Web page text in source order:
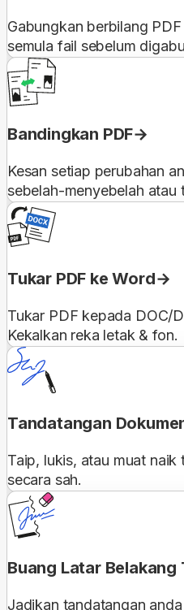
Gabungkan berbilang
semula fail sebelum
Bandingkan PDF
Kesan setiap perubahan
sebelah-menyebelah atau
Tukar PDF ke Word
Tukar PDF kepada DOC/
Kekalkan reka letak & fon.
Tandatangan
Taip, lukis, atau muat
secara sah.
Buang Latar
Jadikan tandatangan